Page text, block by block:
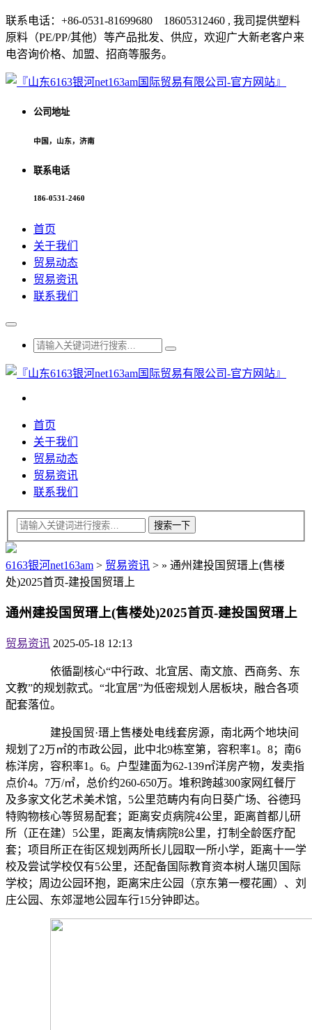
联系电话：+86-0531-81699680 18605312460 , 我司提供塑料
原料（PE/PP/其他）等产品批发、供应，欢迎广大新老客户来
电咨询价格、加盟、招商等服务。
公司地址
中国，山东，济南
联系电话
186-0531-2460
首页
关于我们
贸易动态
贸易资讯
联系我们
首页
关于我们
贸易动态
贸易资讯
联系我们
6163银河net163am > 贸易资讯 > » 通州建投国贸瑨上(售楼
处)2025首页-建投国贸瑨上
通州建投国贸瑨上(售楼处)2025首页-建投国贸瑨上
贸易资讯 2025-05-18 12:13
依循副核心“中行政、北宜居、南文旅、西商务、东
文教”的规划款式。“北宜居”为低密规划人居板块，融合各项
配套落位。
建投国贸·瑨上售楼处电线套房源，南北两个地块间
规划了2万㎡的市政公园，此中北9栋室第，容积率1。8；南6
栋洋房，容积率1。6。户型建面为62-139㎡洋房产物，发卖指
点价4。7万/㎡，总价约260-650万。堆积跨越300家网红餐厅
及多家文化艺术美术馆，5公里范畴内有向日葵广场、谷德玛
特购物核心等贸易配套；距离安贞病院4公里，距离首都儿研
所（正在建）5公里，距离友情病院8公里，打制全龄医疗配
套；项目所正在街区规划两所长儿园取一所小学，距离十一学
校及尝试学校仅有5公里，还配备国际教育资本树人瑞贝国际
学校；周边公园环抱，距离宋庄公园（京东第一樱花圃）、刘
庄公园、东郊湿地公园车行15分钟即达。